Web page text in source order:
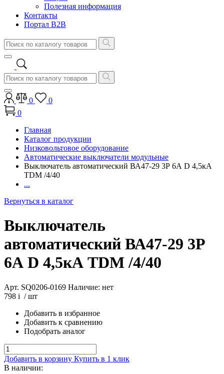
Полезная информация
Контакты
Портал B2B
0
0
0
Главная
Каталог продукции
Низковольтовое оборудование
Автоматические выключатели модульные
Выключатель автоматический ВА47-29 3Р 6А D 4,5кА
TDM /4/40
...
Вернуться в каталог
Выключатель
автоматический ВА47-29 3Р
6А D 4,5кА TDM /4/40
Арт. SQ0206-0169 Наличие: нет
798 i / шт
Добавить в избранное
Добавить к сравнению
Подобрать аналог
Добавить в корзину Купить в 1 клик
В наличии: